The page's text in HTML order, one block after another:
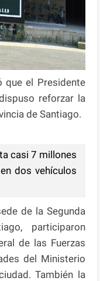
que el Presidente
reforzar la
de Santiago.
casi 7 millones
dos vehículos
de la Segunda
participaron
de las Fuerzas
del Ministerio
También la